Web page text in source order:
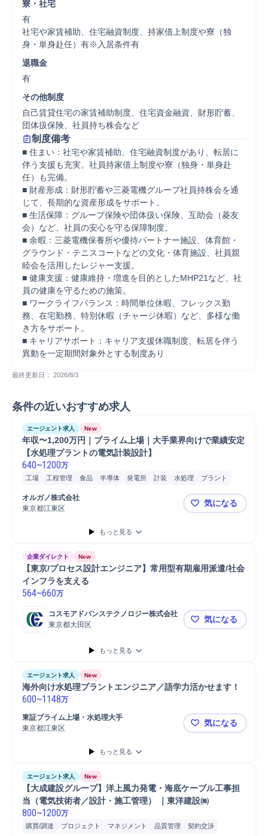
寮・社宅
有
社宅や家賃補助、住宅融資制度、持家借上制度や寮（独
身・単身赴任）有※入居条件有
退職金
有
その他制度
自己賃貸住宅の家賃補助制度、住宅資金融資、財形貯蓄、
団体扱保険、社員持ち株会など
制度備考
■ 住まい：社宅や家賃補助、住宅融資制度があり、転居に
伴う支援も充実。社員持家借上制度や寮（独身・単身赴
任）も完備。
■ 財産形成：財形貯蓄や三菱電機グループ社員持株会を通
じて、長期的な資産形成をサポート。
■ 生活保障：グループ保険や団体扱い保険、互助会（菱友
会）など、社員の安心を守る保障制度。
■ 余暇：三菱電機保養所や優待パートナー施設、体育館・
グラウンド・テニスコートなどの文化・体育施設、社員親
睦会を活用したレジャー支援。
■ 健康支援：健康維持・増進を目的としたMHP21など、社
員の健康を守るための施策。
■ ワークライフバランス：時間単位休暇、フレックス勤
務、在宅勤務、特別休暇（チャージ休暇）など、多様な働
き方をサポート。
■ キャリアサポート：キャリア支援休職制度、転居を伴う
異動を一定期間対象外とする制度あり
最終更新日： 2026/8/3
条件の近いおすすめ求人
エージェント求人 New
年収〜1,200万円｜プライム上場｜大手業界向けで業績安定
【水処理プラントの電気計装設計】
640~1200万
工場 工程管理 食品 半導体 発電所 計装 水処理
プラント
水処理プラント
機械設備
機械設備設計
電気設備
オルガノ株式会社
東京都江東区
年収〜
気になる
もっと見る
企業ダイレクト New
【東京/プロセス設計エンジニア】常用型有期雇用派遣/社会
インフラを支える
564~660万
コスモアドバンステクノロジー株式会社
東京都大田区
【東京/プロ
気になる
もっと見る
エージェント求人 New
海外向け水処理プラントエンジニア／語学力活かせます！
600~1148万
東証プライム上場・水処理大手
東京都江東区
海外向け水
気になる
もっと見る
エージェント求人 New
【大成建設グループ】洋上風力発電・海底ケーブル工事担
当（電気技術者／設計・施工管理） ｜東洋建設㈱
800~1200万
購買/調達 プロジェクト マネジメント 品質管理
契約交渉